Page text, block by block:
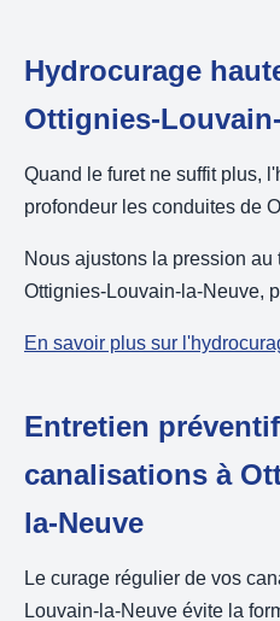
Hydrocurage
Ottignies-
Quand le furet ne suffit plus,
profondeur les conduites de
Nous ajustons la pression au
Ottignies-Louvain-la-Neuve,
En savoir plus sur
Entretien
canalisations à
la-Neuve
Le curage régulier de vos
Louvain-la-Neuve évite la